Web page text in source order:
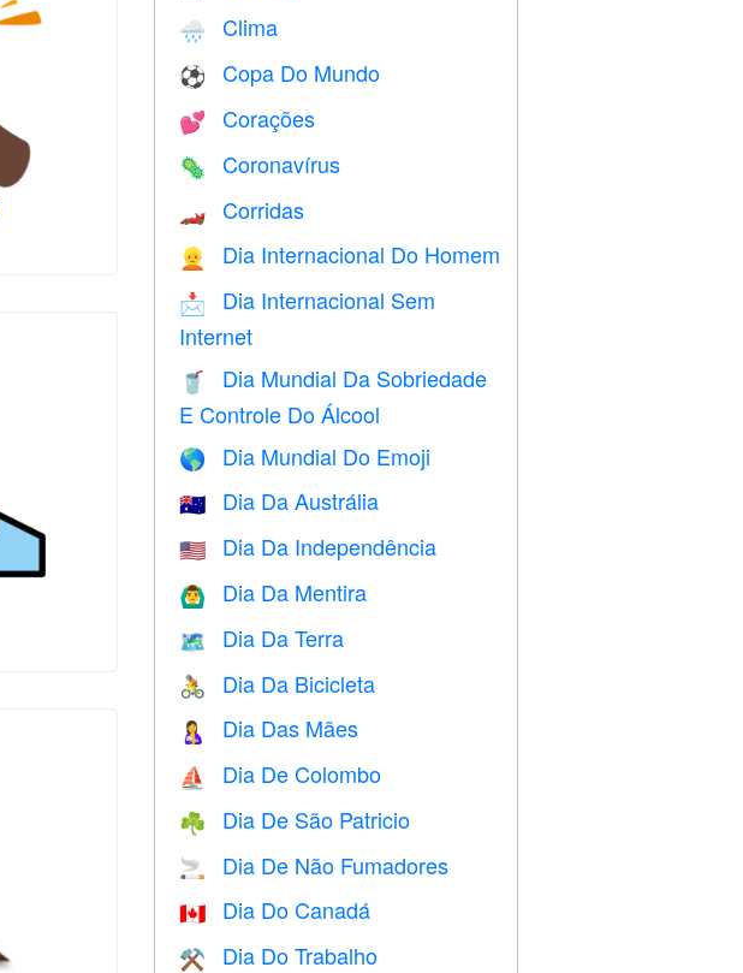
🌧 Clima
⚽ Copa Do Mundo
💕 Corações
🦠 Coronavírus
🏎 Corridas
👱 Dia Internacional Do Homem
📩
Dia Internacional Sem
Internet
🥤
Dia Mundial Da Sobriedade
E Controle Do Álcool
🌎 Dia Mundial Do Emoji
🇦🇺 Dia Da Austrália
🇺🇸 Dia Da Independência
🙆‍♂️ Dia Da Mentira
🗺️ Dia Da Terra
🚴 Dia Da Bicicleta
🤱 Dia Das Mães
⛵️ Dia De Colombo
☘️ Dia De São Patricio
🚬 Dia De Não Fumadores
🇨🇦 Dia Do Canadá
⚒️ Dia Do Trabalho